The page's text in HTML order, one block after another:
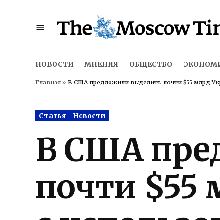
НОВОСТИ МНЕНИЯ ОБЩЕСТВО
Главная » В США предложили выделить почти $55 млрд
Posted
in
Статья - Новости
В США
почти $55